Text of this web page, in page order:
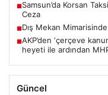
■Samsun’da Korsan
Ceza
■Dış Mekan
■AKP’den ‘çerçeve
heyeti ile ardından
Güncel